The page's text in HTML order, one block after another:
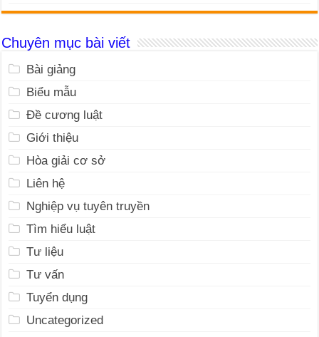
Chuyên mục bài viết
Bài giảng
Biểu mẫu
Đề cương luật
Giới thiệu
Hòa giải cơ sở
Liên hệ
Nghiệp vụ tuyên truyền
Tìm hiểu luật
Tư liệu
Tư vấn
Tuyển dụng
Uncategorized